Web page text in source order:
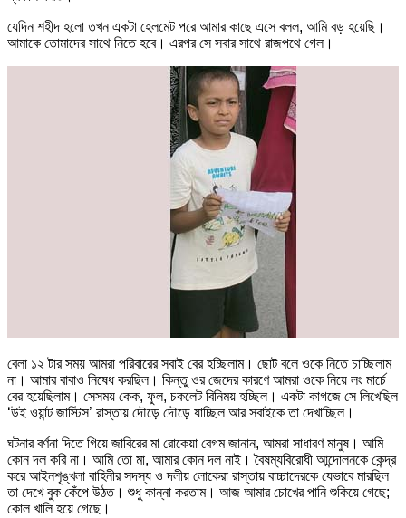
যেদিন শহীদ হলো তখন একটা হেলমেট পরে আমার কাছে এসে বলল, আমি বড় হয়েছি।
আমাকে তোমাদের সাথে নিতে হবে। এরপর সে সবার সাথে রাজপথে গেল।
বেলা ১২ টার সময় আমরা পরিবারের সবাই বের হচ্ছিলাম। ছোট বলে ওকে নিতে চাচ্ছিলাম
না। আমার বাবাও নিষেধ করছিল। কিন্তু ওর জেদের কারণে আমরা ওকে নিয়ে লং মার্চে
বের হয়েছিলাম। সেসময় কেক, ফুল, চকলেট বিনিময় হচ্ছিল। একটা কাগজে সে লিখেছিল
‘উই ওয়ান্ট জাস্টিস’ রাস্তায় দৌড়ে দৌড়ে যাচ্ছিল আর সবাইকে তা দেখাচ্ছিল।
ঘটনার বর্ণনা দিতে গিয়ে জাবিরের মা রোকেয়া বেগম জানান, আমরা সাধারণ মানুষ। আমি
কোন দল করি না। আমি তো মা, আমার কোন দল নাই। বৈষম্যবিরোধী আন্দোলনকে কেন্দ্র
করে আইনশৃঙ্খলা বাহিনীর সদস্য ও দলীয় লোকেরা রাস্তায় বাচ্চাদেরকে যেভাবে মারছিল
তা দেখে বুক কেঁপে উঠত। শুধু কান্না করতাম। আজ আমার চোখের পানি শুকিয়ে গেছে;
কোল খালি হয়ে গেছে।